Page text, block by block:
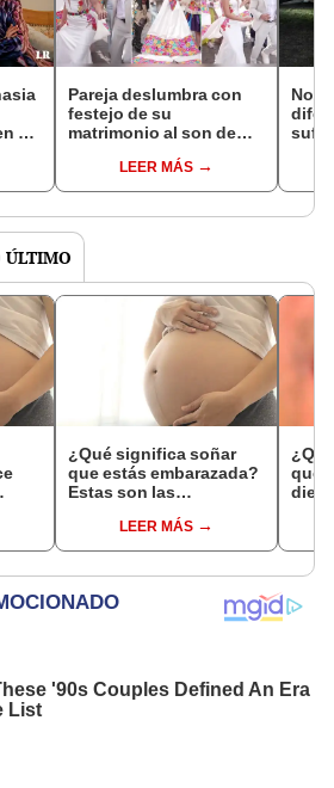
de
Pareja deslumbra con
festejo de su
matrimonio al son de
“¡Qué hermoso
vestido!”
LEER MÁS
ÚLTIMO
¿Qué significa soñar
que estás embarazada?
Estas son las
comunesLEER MÁS
que